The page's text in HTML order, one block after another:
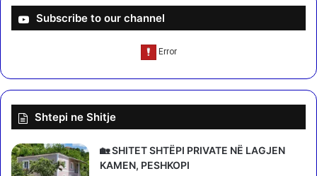
a
r
j
n
n
ë
r
a
Subscribe to our channel
Shtepi ne Shitje
🏡 SHITET SHTËPI PRIVATE NË LAGJEN
KAMEN, PESHKOPI